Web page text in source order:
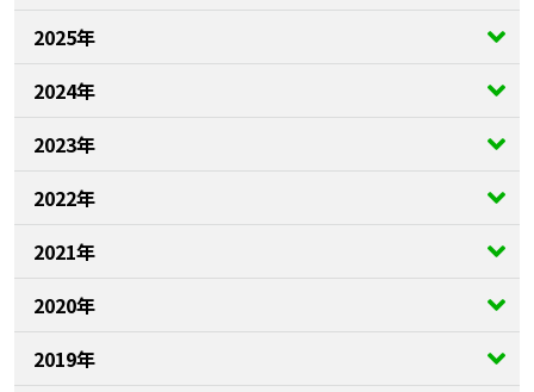
2025年
2024年
2023年
2022年
2021年
2020年
2019年